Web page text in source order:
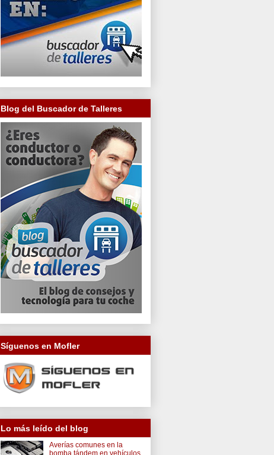
Blog del Buscador de Talleres
Síguenos en Mofler
Lo más leído del blog
Averías comunes en la
bomba tándem en vehículos